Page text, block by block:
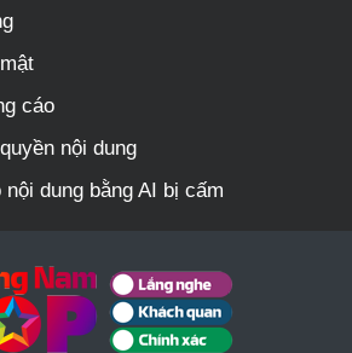
cáo
nội dung
dung bằng AI bị cấm